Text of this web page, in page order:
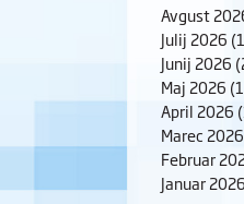
Avgust
Julij 2026
Junij 2026
Maj 2026
April 2026
Marec 2026
Februar
Januar 2026